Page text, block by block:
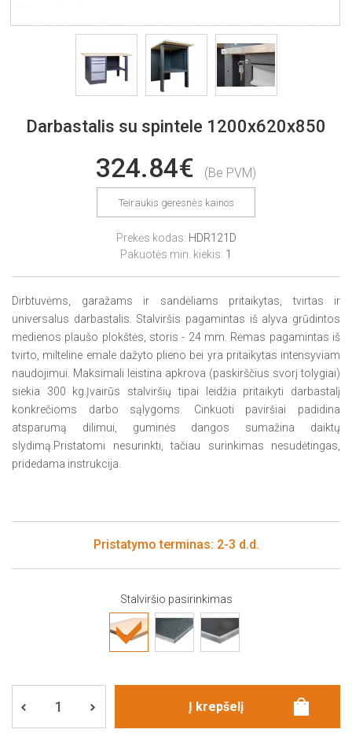
Darbastalis su spintele 1200x620x850
324.84€ (Be PVM)
Teiraukis geresnės kainos
Prekės kodas: HDR121D
Pakuotės min. kiekis: 1
Dirbtuvėms, garažams ir sandėliams pritaikytas, tvirtas ir
universalus darbastalis. Stalviršis pagamintas iš alyva grūdintos
medienos plaušo plokštės, storis - 24 mm. Rėmas pagamintas iš
tvirto, milteline emale dažyto plieno bei yra pritaikytas intensyviam
naudojimui. Maksimali leistina apkrova (paskirščius svorį tolygiai)
siekia 300 kg.Įvairūs stalviršių tipai leidžia pritaikyti darbastalį
konkrečioms darbo sąlygoms. Cinkuoti paviršiai padidina
atsparumą dilimui, guminės dangos sumažina daiktų
slydimą.Pristatomi nesurinkti, tačiau surinkimas nesudėtingas,
pridedama instrukcija.
Pristatymo terminas: 2-3 d.d.
Stalviršio pasirinkimas